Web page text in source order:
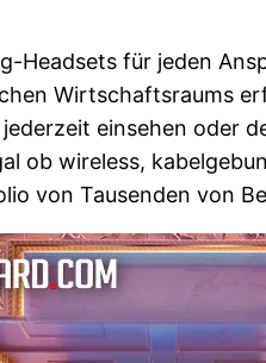
Headsets für jeden
Wirtschaftsraums
einsehen oder
ob wireless,
von Tausenden von